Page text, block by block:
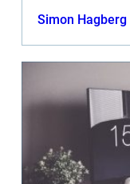
Simon Hagberg